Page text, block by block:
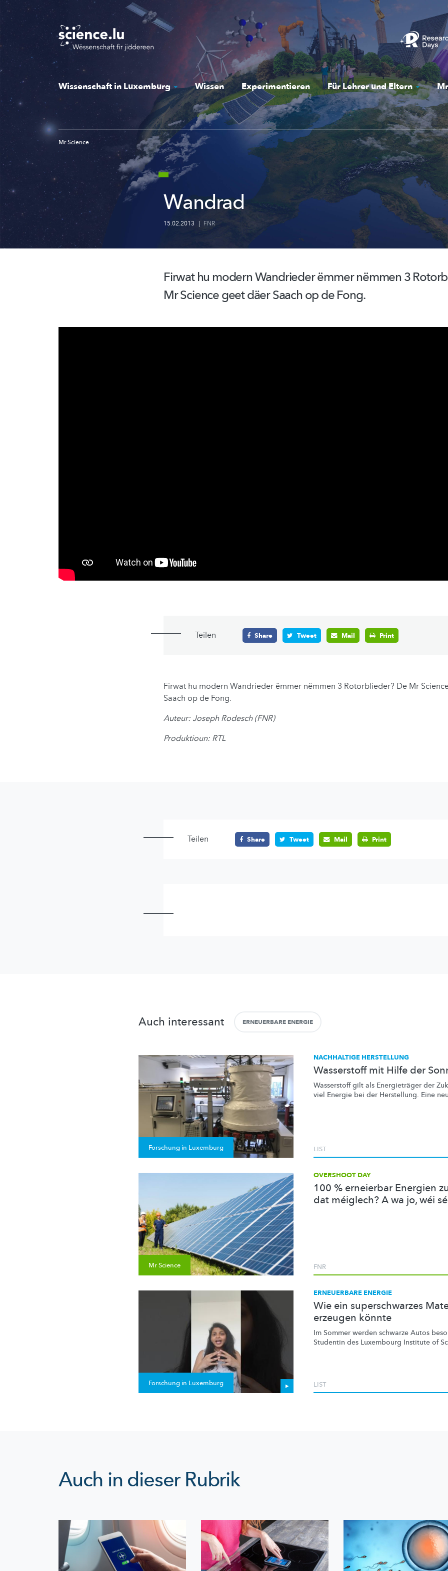
Skip
to
main
content
Wissenschaft in Luxemburg Wissen Experimentieren Für Lehrer und Eltern
Mr Science
Wandrad
15.02.2013 | FNR
Firwat hu modern Wandrieder ëmmer nëmmen 3
Mr Science geet däer Saach op de Fong.
Teilen Share Tweet Mail Print
Firwat hu modern Wandrieder ëmmer nëmmen 3 Rotorblieder? De Mr
Saach op de Fong.
Auteur: Joseph Rodesch (FNR)
Produktioun: RTL
Teilen Share Tweet Mail Print
Auch interessant ERNEUERBARE ENERGIE
Forschung in Luxemburg
NACHHALTIGE HERSTELLUNG
Wasserstoff mit Hilfe der
Wasserstoff gilt als Energieträger der
viel Energie bei der Herstellung. Eine
LIST
Mr Science
OVERSHOOT DAY
100 % erneierbar Energien
dat méiglech? A wa jo, wéi
FNR
Forschung in Luxemburg
ERNEUERBARE ENERGIE
Wie ein superschwarzes
erzeugen könnte
Im Sommer werden schwarze Autos
Studentin des Luxembourg Institute of
LIST
Auch in dieser Rubrik